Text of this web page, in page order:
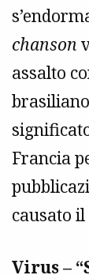
chanson
assalto
Francia
causato il
Virus –